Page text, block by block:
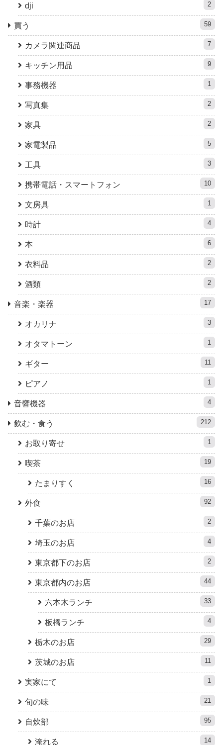
dji 2
買う 59
カメラ関連商品 7
キッチン用品 9
事務機器 1
写真集 2
家具 2
家電製品 5
工具 3
携帯電話・スマートフォン 10
文房具 1
時計 4
本 6
衣料品 2
酒類 2
音楽・楽器 17
オカリナ 3
オタマトーン 1
ギター 11
ピアノ 1
音響機器 4
飲む・食う 212
お取り寄せ 1
喫茶 19
たまりすく 16
外食 92
千葉のお店 2
埼玉のお店 4
東京都下のお店 2
東京都内のお店 44
六本木ランチ 33
板橋ランチ 4
栃木のお店 29
茨城のお店 11
実家にて 1
旬の味 21
自炊部 95
淹れる 14